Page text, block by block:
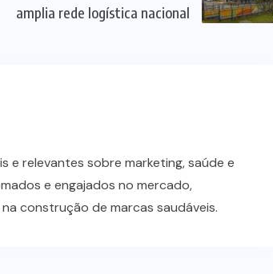
amplia rede logística nacional
e relevantes sobre marketing, saúde e
e engajados no mercado,
construção de marcas saudáveis.